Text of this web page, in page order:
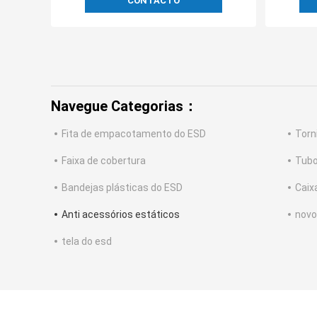
Navegue Categorias：
Fita de empacotamento do ESD
Faixa de cobertura
Bandejas plásticas do ESD
Anti acessórios estáticos novo
tela do esd